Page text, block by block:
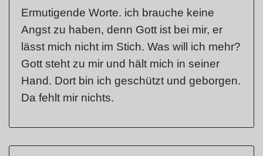
Ermutigende Worte. ich brauche keine
Angst zu haben, denn Gott ist bei mir, er
lässt mich nicht im Stich. Was will ich mehr?
Gott steht zu mir und hält mich in seiner
Hand. Dort bin ich geschützt und geborgen.
Da fehlt mir nichts.